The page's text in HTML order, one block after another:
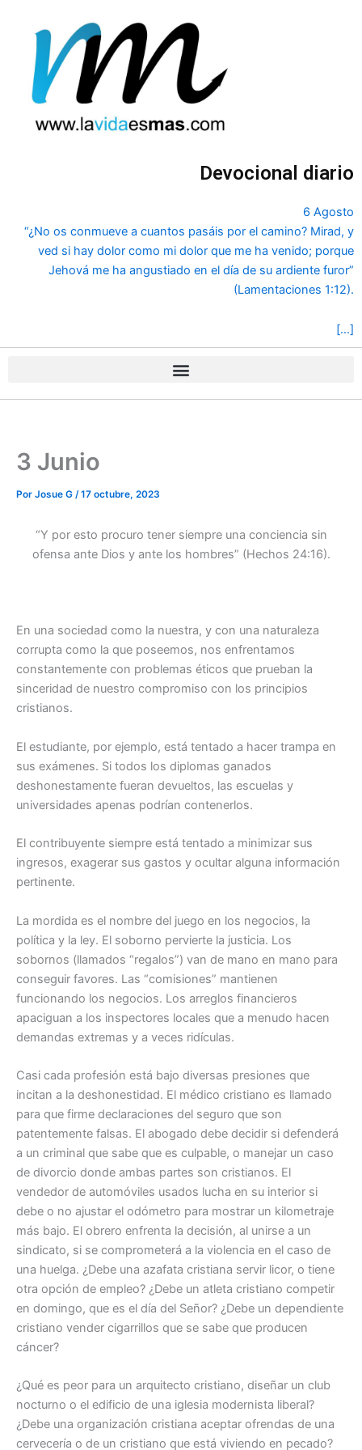
contenido
Devocional diario
6 Agosto
“¿No os conmueve a cuantos pasáis por el camino? Mirad, y
ved si hay dolor como mi dolor que me ha venido; porque
Jehová me ha angustiado en el día de su ardiente furor”
(Lamentaciones 1:12).
[…]
3 Junio
Por Josue G /17 octubre, 2023
“Y por esto procuro tener siempre una conciencia sin
ofensa ante Dios y ante los hombres” (Hechos 24:16).
En una sociedad como la nuestra, y con una naturaleza
corrupta como la que poseemos, nos enfrentamos
constantemente con problemas éticos que prueban la
sinceridad de nuestro compromiso con los principios
cristianos.
El estudiante, por ejemplo, está tentado a hacer trampa en
sus exámenes. Si todos los diplomas ganados
deshonestamente fueran devueltos, las escuelas y
universidades apenas podrían contenerlos.
El contribuyente siempre está tentado a minimizar sus
ingresos, exagerar sus gastos y ocultar alguna información
pertinente.
La mordida es el nombre del juego en los negocios, la
política y la ley. El soborno pervierte la justicia. Los
sobornos (llamados “regalos”) van de mano en mano para
conseguir favores. Las “comisiones” mantienen
funcionando los negocios. Los arreglos financieros
apaciguan a los inspectores locales que a menudo hacen
demandas extremas y a veces ridículas.
Casi cada profesión está bajo diversas presiones que
incitan a la deshonestidad. El médico cristiano es llamado
para que firme declaraciones del seguro que son
patentemente falsas. El abogado debe decidir si defenderá
a un criminal que sabe que es culpable, o manejar un caso
de divorcio donde ambas partes son cristianos. El
vendedor de automóviles usados lucha en su interior si
debe o no ajustar el odómetro para mostrar un kilometraje
más bajo. El obrero enfrenta la decisión, al unirse a un
sindicato, si se comprometerá a la violencia en el caso de
una huelga. ¿Debe una azafata cristiana servir licor, o tiene
otra opción de empleo? ¿Debe un atleta cristiano competir
en domingo, que es el día del Señor? ¿Debe un dependiente
cristiano vender cigarrillos que se sabe que producen
cáncer?
¿Qué es peor para un arquitecto cristiano, diseñar un club
nocturno o el edificio de una iglesia modernista liberal?
¿Debe una organización cristiana aceptar ofrendas de una
cervecería o de un cristiano que está viviendo en pecado?